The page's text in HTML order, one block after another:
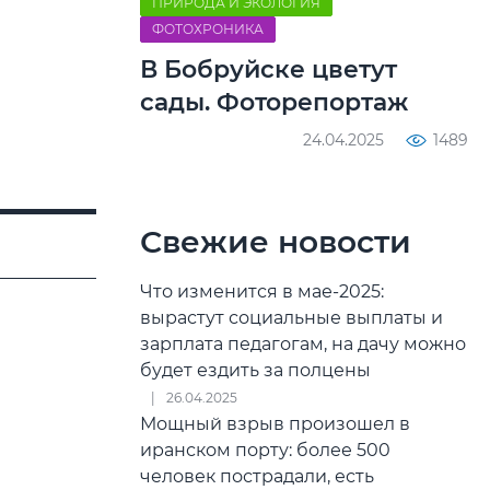
ФОТОХРОНИКА
В Бобруйске цветут
сады. Фоторепортаж
24.04.2025 1489
Свежие новости
Что изменится в мае-2025:
вырастут социальные выплаты и
зарплата педагогам, на дачу можно
будет ездить за полцены
26.04.2025
Мощный взрыв произошел в
иранском порту: более 500
человек пострадали, есть